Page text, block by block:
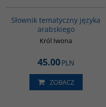
Słownik tematyczny języka
arabskiego
Król Iwona
45.00PLN
ZOBACZ